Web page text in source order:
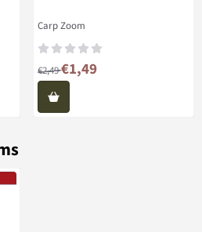
Merk:
Carp Zoom
Van 2,49 voor 1,49
€2,49€1,49